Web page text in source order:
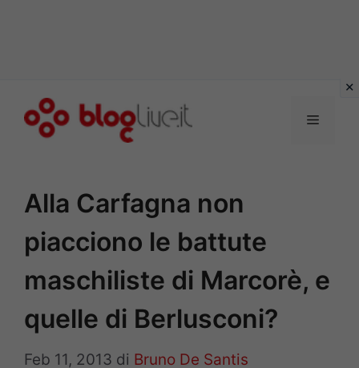
Menu
Alla Carfagna non
piacciono le battute
maschiliste di Marcorè, e
quelle di Berlusconi?
Feb 11, 2013 di Bruno De Santis